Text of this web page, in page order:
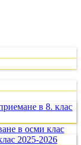
в 8. клас
в осми клас
2025-2026